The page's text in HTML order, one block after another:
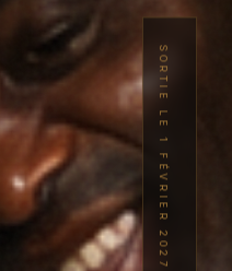
SORTIE LE 1 FÉVRIER 2027